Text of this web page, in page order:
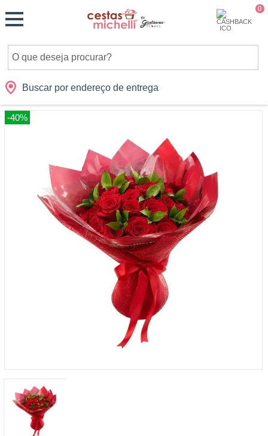
0
Buscar por endereço de entrega
Cidades Presentes Datas Shopping
Monte
sua
Cesta
-40%